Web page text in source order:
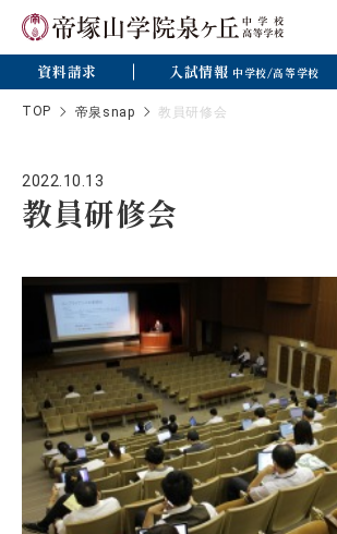
資料請求 入試情報 中学校/高等学校
TOP 帝泉snap 教員研修会
2022.10.13
教員研修会